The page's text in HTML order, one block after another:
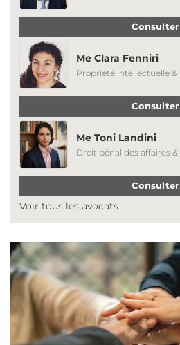
Consulter
Me Clara Fenniri
Propriété intellectuelle
Consulter
Me Toni Landini
Droit pénal des affaires
Consulter
Voir tous les avocats